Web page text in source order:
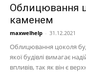
Облицювання
каменем
maxwelhelp - 31.12.2021
Облицювання цоколя
якої будівлі вимагає
впливів, так як він є